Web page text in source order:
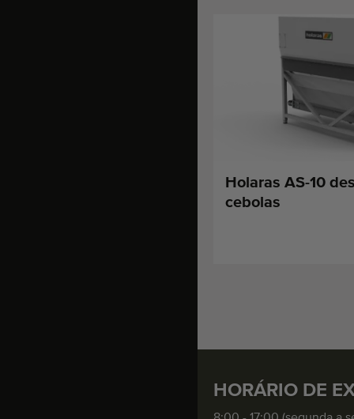
Holaras AS-10
cebolas
HORÁRIO DE